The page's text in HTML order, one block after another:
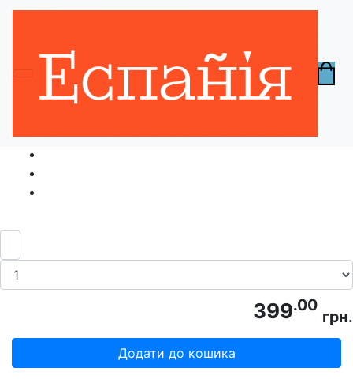
Пригоди пазлика Салатика, Анна
Дубровна
399.00
грн.
Додати до кошика